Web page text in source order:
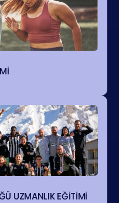
UZMANLIK EĞİTİMİ